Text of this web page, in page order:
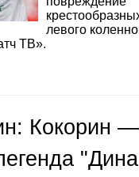
левого
ТВ».
Кокорин